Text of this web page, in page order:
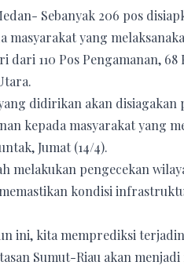
Sebanyak 206 pos
masyarakat yang
dari 110 Pos Pengamanan,
didirikan akan
kepada masyarakat yang
Jumat (14/4).
melakukan pengecekan
kondisi
ini, kita memprediksi
Sumut-Riau akan